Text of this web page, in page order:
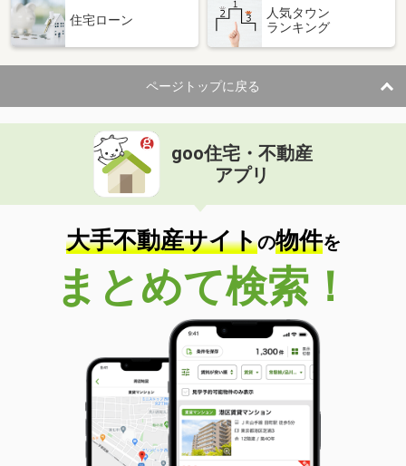
住宅ローン
人気タウン
ランキング
ページトップに戻る
goo住宅・不動産
アプリ
大手不動産サイトの物件を
まとめて検索！